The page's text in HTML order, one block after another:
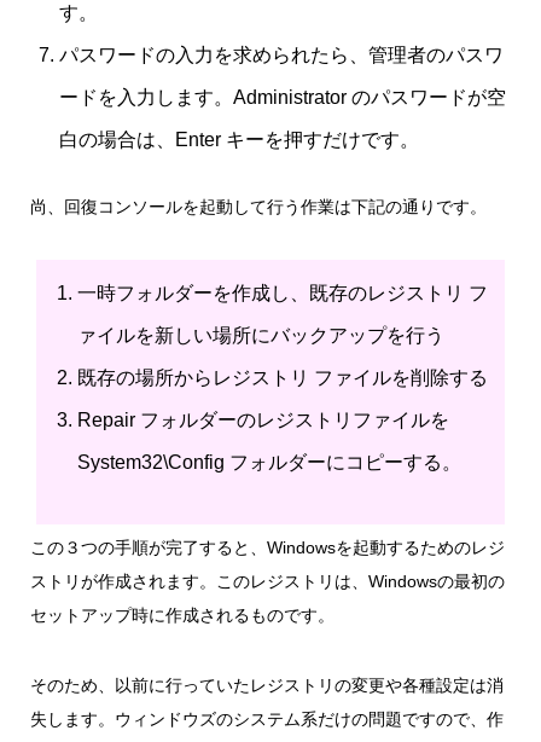
す。
パスワードの入力を求められたら、管理者のパスワ
ードを入力します。Administrator のパスワードが空
白の場合は、Enter キーを押すだけです。
尚、回復コンソールを起動して行う作業は下記の通りです。
一時フォルダーを作成し、既存のレジストリ フ
ァイルを新しい場所にバックアップを行う
既存の場所からレジストリ ファイルを削除する
Repair フォルダーのレジストリファイルを
System32\Config フォルダーにコピーする。
この３つの手順が完了すると、Windowsを起動するためのレジ
ストリが作成されます。このレジストリは、Windowsの最初の
セットアップ時に作成されるものです。
そのため、以前に行っていたレジストリの変更や各種設定は消
失します。ウィンドウズのシステム系だけの問題ですので、作